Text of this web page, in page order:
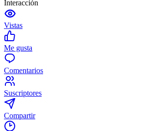
Interacción
Vistas
Me gusta
Comentarios
Suscriptores
Compartir